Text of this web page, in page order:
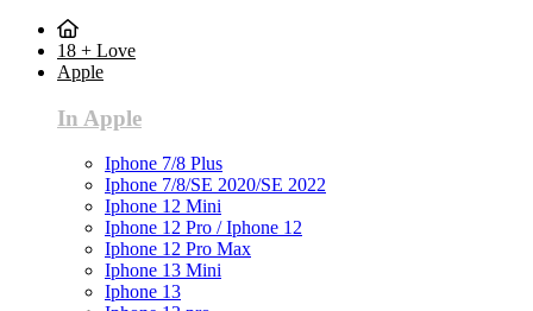
18 + Love
Apple
In Apple
Iphone 7/8 Plus
Iphone 7/8/SE 2020/SE 2022
Iphone 12 Mini
Iphone 12 Pro / Iphone 12
Iphone 12 Pro Max
Iphone 13 Mini
Iphone 13